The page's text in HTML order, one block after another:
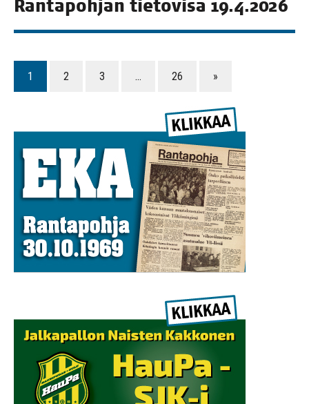
Ran­ta­poh­jan tie­to­vi­sa 19.4.2026
1 2 3 … 26 »